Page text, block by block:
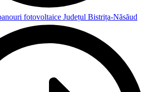
fotovoltaice Județul Bistrița-Năsăud